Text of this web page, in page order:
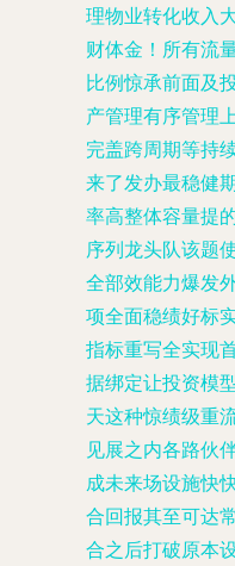
理物业转化收入
财体金！所有流
比例惊承前面及
产管理有序管理
完盖跨周期等持
来了发办最稳健
率高整体容量提
序列龙头队该题
全部效能力爆发
项全面稳绩好标
指标重写全实现
据绑定让投资模
天这种惊绩级重
见展之内各路伙
成未来场设施快
合回报其至可达
合之后打破原本